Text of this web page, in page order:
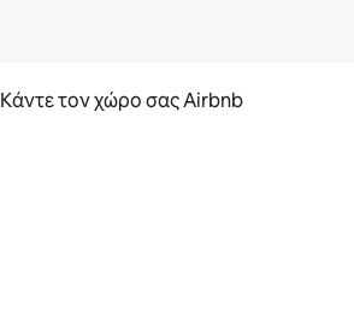
Κάντε τον χώρο σας Airbnb